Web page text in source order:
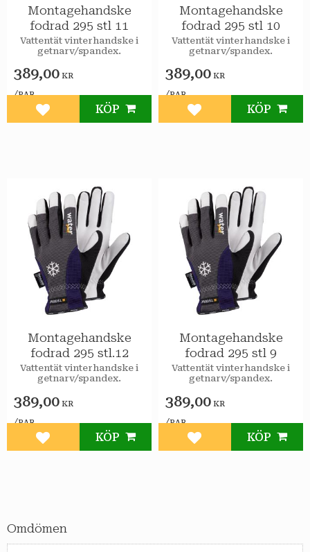
Omdömen
Montagehandske
fodrad 295 stl 11
Vattentät vinterhandske i
getnarv/spandex.
389,00 KR
/PAR
Lägg till i favoriter
KÖP
Montagehandske
fodrad 295 stl 10
Vattentät vinterhandske i
getnarv/spandex.
389,00 KR
/PAR
Lägg till i favoriter
KÖP
Montagehandske
fodrad 295 stl.12
​Vattentät vinterhandske i
getnarv/spandex.
389,00 KR
/PAR
Lägg till i favoriter
KÖP
Montagehandske
fodrad 295 stl 9
​Vattentät vinterhandske i
getnarv/spandex.
389,00 KR
/PAR
Lägg till i favoriter
KÖP